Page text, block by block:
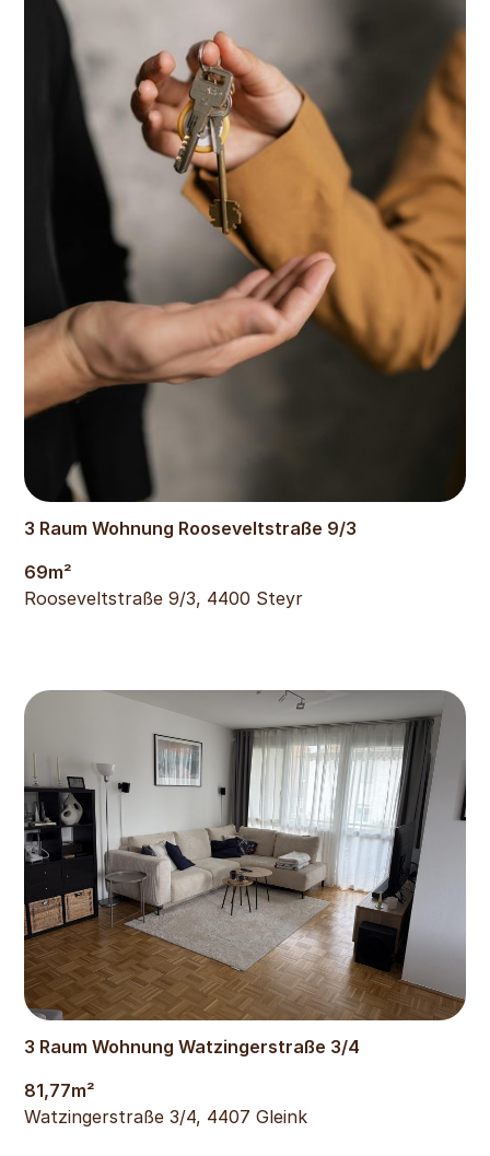
548€
3 Raum Wohnung Rooseveltstraße 9/3
69m²
Rooseveltstraße 9/3, 4400 Steyr
879€
3 Raum Wohnung Watzingerstraße 3/4
81,77m²
Watzingerstraße 3/4, 4407 Gleink